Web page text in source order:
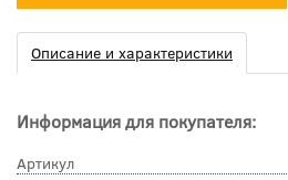
Описание и характеристики
Информация для покупателя:
Артикул